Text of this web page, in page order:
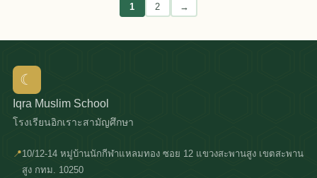
1 2 →
☾
Iqra Muslim School
โรงเรียนอิกเราะสามัญศึกษา
📍10/12-14 หมู่บ้านนักกีฬาแหลมทอง ซอย 12 แขวงสะพานสูง เขตสะพาน
สูง กทม. 10250